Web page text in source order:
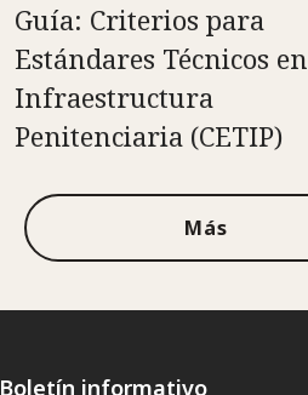
Guía: Criterios para
Estándares Técnicos en
Infraestructura
Penitenciaria (CETIP)
Más
Boletín informativo